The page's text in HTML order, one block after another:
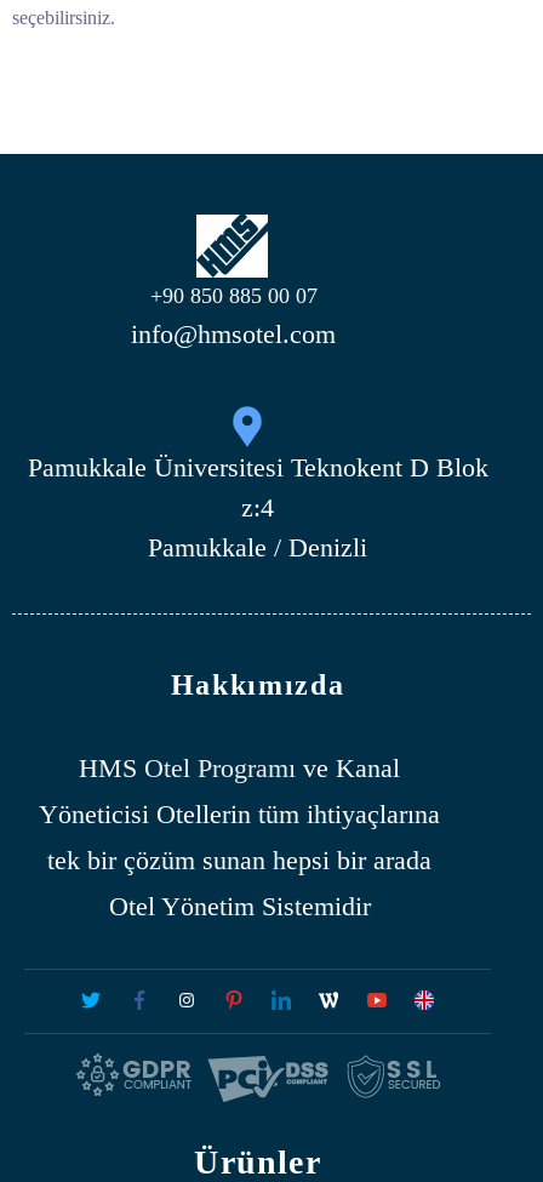
seçebilirsiniz.
+90 850 885 00 07
info@hmsotel.com
Pamukkale Üniversitesi Teknokent D Blok
z:4
Pamukkale / Denizli
Hakkımızda
HMS Otel Programı ve Kanal
Yöneticisi Otellerin tüm ihtiyaçlarına
tek bir çözüm sunan hepsi bir arada
Otel Yönetim Sistemidir
Ürünler